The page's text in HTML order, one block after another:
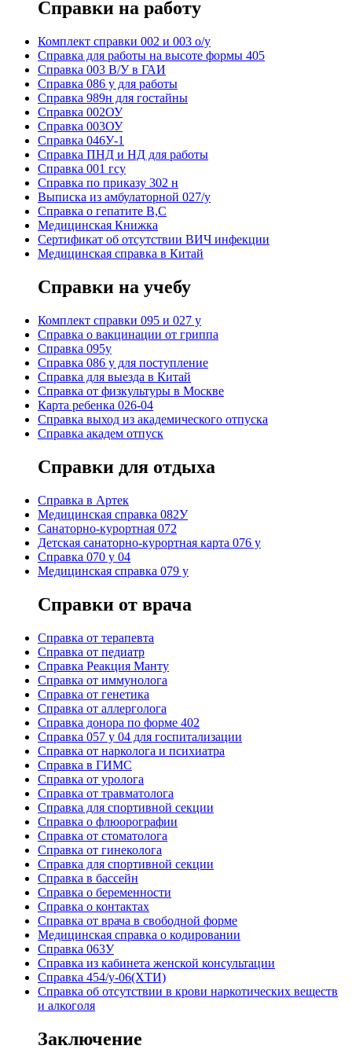
Справки на работу
Комплект справки 002 и 003 о/у
Справка для работы на высоте формы 405
Справка 003 В/У в ГАИ
Справка 086 у для работы
Справка 989н для гостайны
Справка 002ОУ
Справка 003ОУ
Справка 046У-1
Справка ПНД и НД для работы
Справка 001 гсу
Справка по приказу 302 н
Выписка из амбулаторной 027/у
Справка о гепатите B,C
Медицинская Книжка
Сертификат об отсутствии ВИЧ инфекции
Медицинская справка в Китай
Справки на учебу
Комплект справки 095 и 027 у
Справка о вакцинации от гриппа
Справка 095у
Справка 086 у для поступление
Справка для выезда в Китай
Справка от физкультуры в Москве
Карта ребенка 026-04
Справка выход из академического отпуска
Справка академ отпуск
Справки для отдыха
Cправка в Артек
Медицинская справка 082У
Санаторно-курортная 072
Детская санаторно-курортная карта 076 у
Справка 070 у 04
Медицинская справка 079 у
Справки от врача
Справка от терапевта
Справка от педиатр
Cправка Реакция Манту
Cправка от иммунолога
Cправка от генетика
Cправка от аллерголога
Cправка донора по форме 402
Cправка 057 у 04 для госпитализации
Справка от нарколога и психиатра
Справка в ГИМС
Cправка от уролога
Справка от травматолога
Справка для спортивной секции
Справка о флюорографии
Справка от стоматолога
Справка от гинеколога
Справка для спортивной секции
Справка в бассейн
Справка о беременности
Справка о контактах
Справка от врача в свободной форме
Медицинская справка о кодировании
Справка 063У
Справка из кабинета женской консультации
Справка 454/у-06(ХТИ)
Справка об отсутствии в крови наркотических веществ
и алкоголя
Заключение